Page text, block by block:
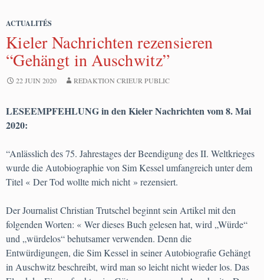
ACTUALITÉS
Kieler Nachrichten rezensieren
“Gehängt in Auschwitz”
22 JUIN 2020 REDAKTION CRIEUR PUBLIC
LESEEMPFEHLUNG in den Kieler Nachrichten vom 8. Mai
2020:
“Anlässlich des 75. Jahrestages der Beendigung des II. Weltkrieges
wurde die Autobiographie von Sim Kessel umfangreich unter dem
Titel « Der Tod wollte mich nicht » rezensiert.
Der Journalist Christian Trutschel beginnt sein Artikel mit den
folgenden Worten: « Wer dieses Buch gelesen hat, wird „Würde“
und „würdelos“ behutsamer verwenden. Denn die
Entwürdigungen, die Sim Kessel in seiner Autobiografie Gehängt
in Auschwitz beschreibt, wird man so leicht nicht wieder los. Das